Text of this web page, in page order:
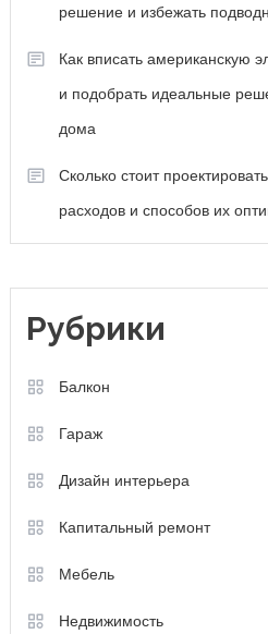
решение и избежать
Как вписать американскую
и подобрать идеальные
дома
Сколько стоит
расходов и способов их
Рубрики
Балкон
Гараж
Дизайн интерьера
Капитальный ремонт
Мебель
Недвижимость